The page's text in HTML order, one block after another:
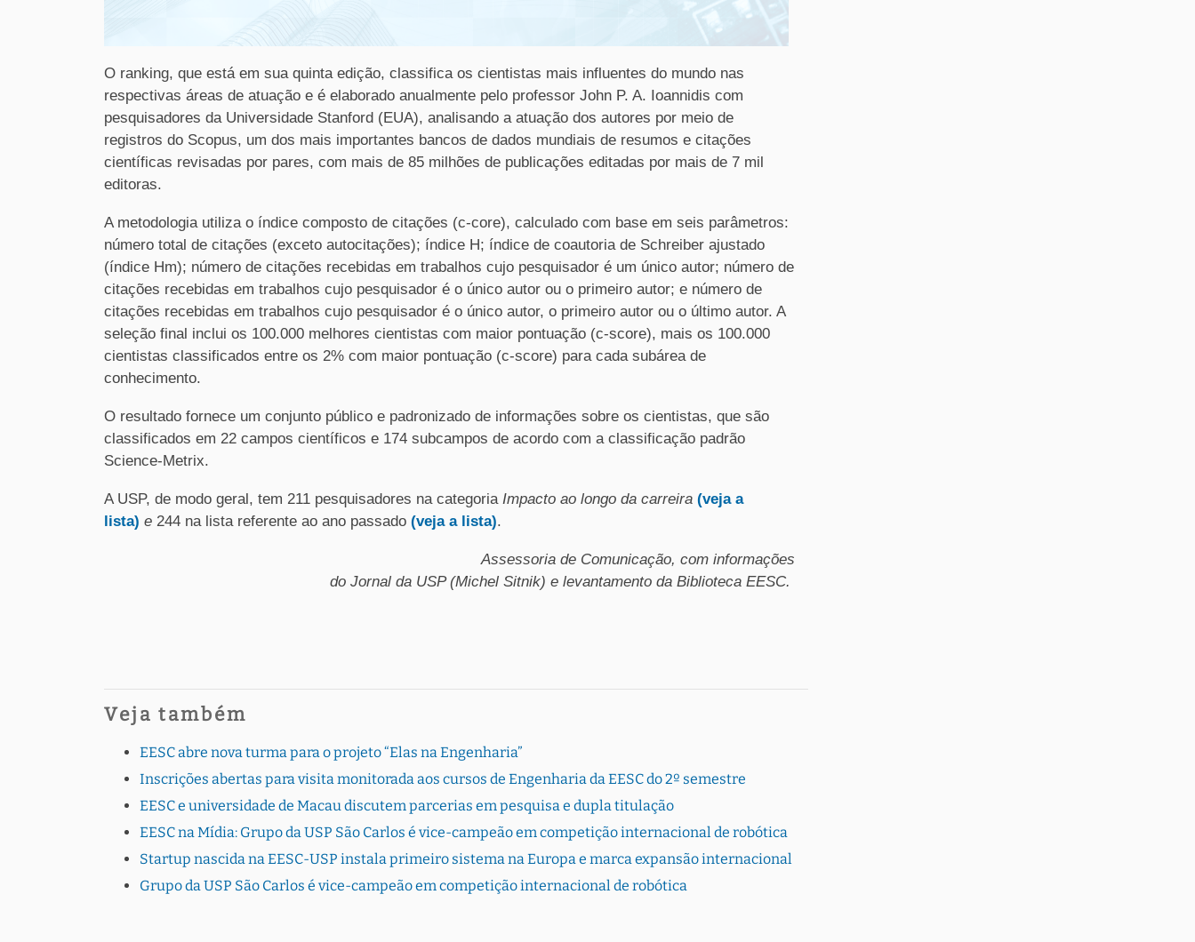
O ranking, que está em sua quinta edição, classifica os cientistas mais influentes do mundo nas
respectivas áreas de atuação e é elaborado anualmente pelo professor John P. A. Ioannidis com
pesquisadores da Universidade Stanford (EUA), analisando a atuação dos autores por meio de
registros do Scopus, um dos mais importantes bancos de dados mundiais de resumos e citações
científicas revisadas por pares, com mais de 85 milhões de publicações editadas por mais de 7 mil
editoras.
A metodologia utiliza o índice composto de citações (c-core), calculado com base em seis parâmetros:
número total de citações (exceto autocitações); índice H; índice de coautoria de Schreiber ajustado
(índice Hm); número de citações recebidas em trabalhos cujo pesquisador é um único autor; número de
citações recebidas em trabalhos cujo pesquisador é o único autor ou o primeiro autor; e número de
citações recebidas em trabalhos cujo pesquisador é o único autor, o primeiro autor ou o último autor. A
seleção final inclui os 100.000 melhores cientistas com maior pontuação (c-score), mais os 100.000
cientistas classificados entre os 2% com maior pontuação (c-score) para cada subárea de
conhecimento.
O resultado fornece um conjunto público e padronizado de informações sobre os cientistas, que são
classificados em 22 campos científicos e 174 subcampos de acordo com a classificação padrão
Science-Metrix.
A USP, de modo geral, tem 211 pesquisadores na categoria Impacto ao longo da carreira (veja a
lista) e 244 na lista referente ao ano passado (veja a lista).
Assessoria de Comunicação, com informações
do Jornal da USP (Michel Sitnik) e levantamento da Biblioteca EESC.
Veja também
EESC abre nova turma para o projeto “Elas na Engenharia”
Inscrições abertas para visita monitorada aos cursos de Engenharia da EESC do 2º semestre
EESC e universidade de Macau discutem parcerias em pesquisa e dupla titulação
EESC na Mídia: Grupo da USP São Carlos é vice-campeão em competição internacional de robótica
Startup nascida na EESC-USP instala primeiro sistema na Europa e marca expansão internacional
Grupo da USP São Carlos é vice-campeão em competição internacional de robótica